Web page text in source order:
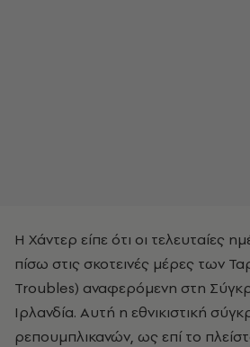
Η Χάντερ είπε ότι οι τελευταίες
πίσω στις σκοτεινές μέρες των
Troubles) αναφερόμενη στη
Ιρλανδία. Αυτή η εθνικιστική
ρεπουμπλικανών, ως επί το